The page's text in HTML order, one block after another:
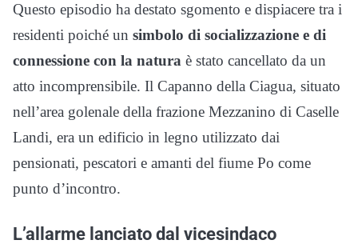
Questo episodio ha destato sgomento e dispiacere tra i
residenti poiché un simbolo di socializzazione e di
connessione con la natura è stato cancellato da un
atto incomprensibile. Il Capanno della Ciagua, situato
nell’area golenale della frazione Mezzanino di Caselle
Landi, era un edificio in legno utilizzato dai
pensionati, pescatori e amanti del fiume Po come
punto d’incontro.
L’allarme lanciato dal vicesindaco